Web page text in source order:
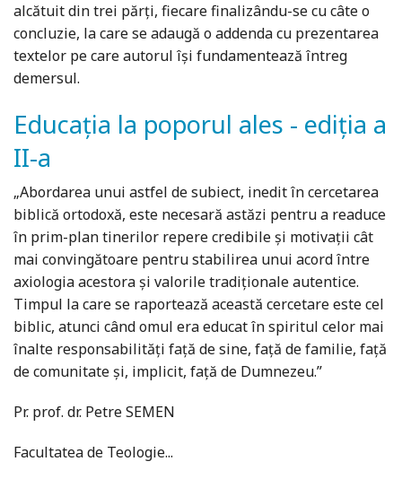
alcătuit din trei părți, fiecare finalizându-se cu câte o
concluzie, la care se adaugă o addenda cu prezentarea
textelor pe care autorul își fundamentează întreg
demersul.
Educația la poporul ales - ediția a
II-a
„Abordarea unui astfel de subiect, inedit în cercetarea
biblică ortodoxă, este necesară astăzi pentru a readuce
în prim-plan tinerilor repere credibile şi motivaţii cât
mai convingătoare pentru stabilirea unui acord între
axiologia acestora şi valorile tradiţionale autentice.
Timpul la care se raportează această cercetare este cel
biblic, atunci când omul era educat în spiritul celor mai
înalte responsabilităţi faţă de sine, faţă de familie, faţă
de comunitate şi, implicit, faţă de Dumnezeu.”
Pr. prof. dr. Petre SEMEN
Facultatea de Teologie...